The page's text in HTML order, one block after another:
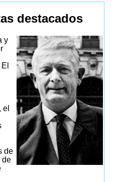
destacados
y
el
de
de